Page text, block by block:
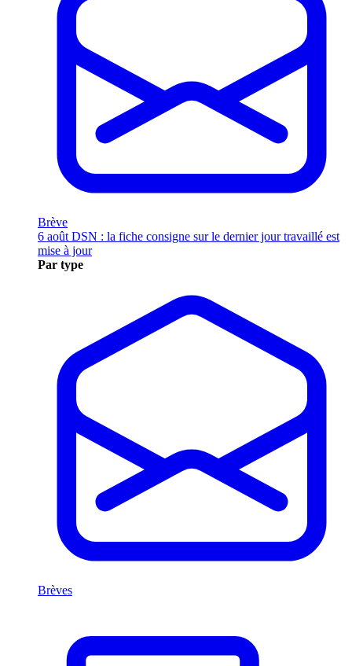
Brève
6 août DSN : la fiche consigne sur le dernier jour travaillé est
mise à jour
Par type
Brèves